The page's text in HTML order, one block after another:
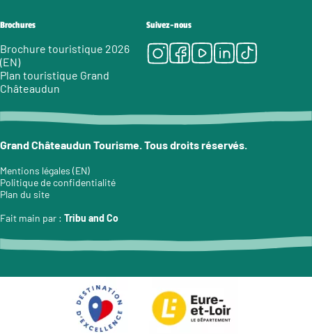
Brochures
Brochure touristique 2026
(EN)
Plan touristique Grand
Châteaudun
Suivez-nous
Instagram
Facebook
Youtube
LinkedIn
Tiktok
Grand Châteaudun Tourisme. Tous droits réservés.
Mentions légales (EN)
Politique de confidentialité
Plan du site
Fait main par : Tribu and Co